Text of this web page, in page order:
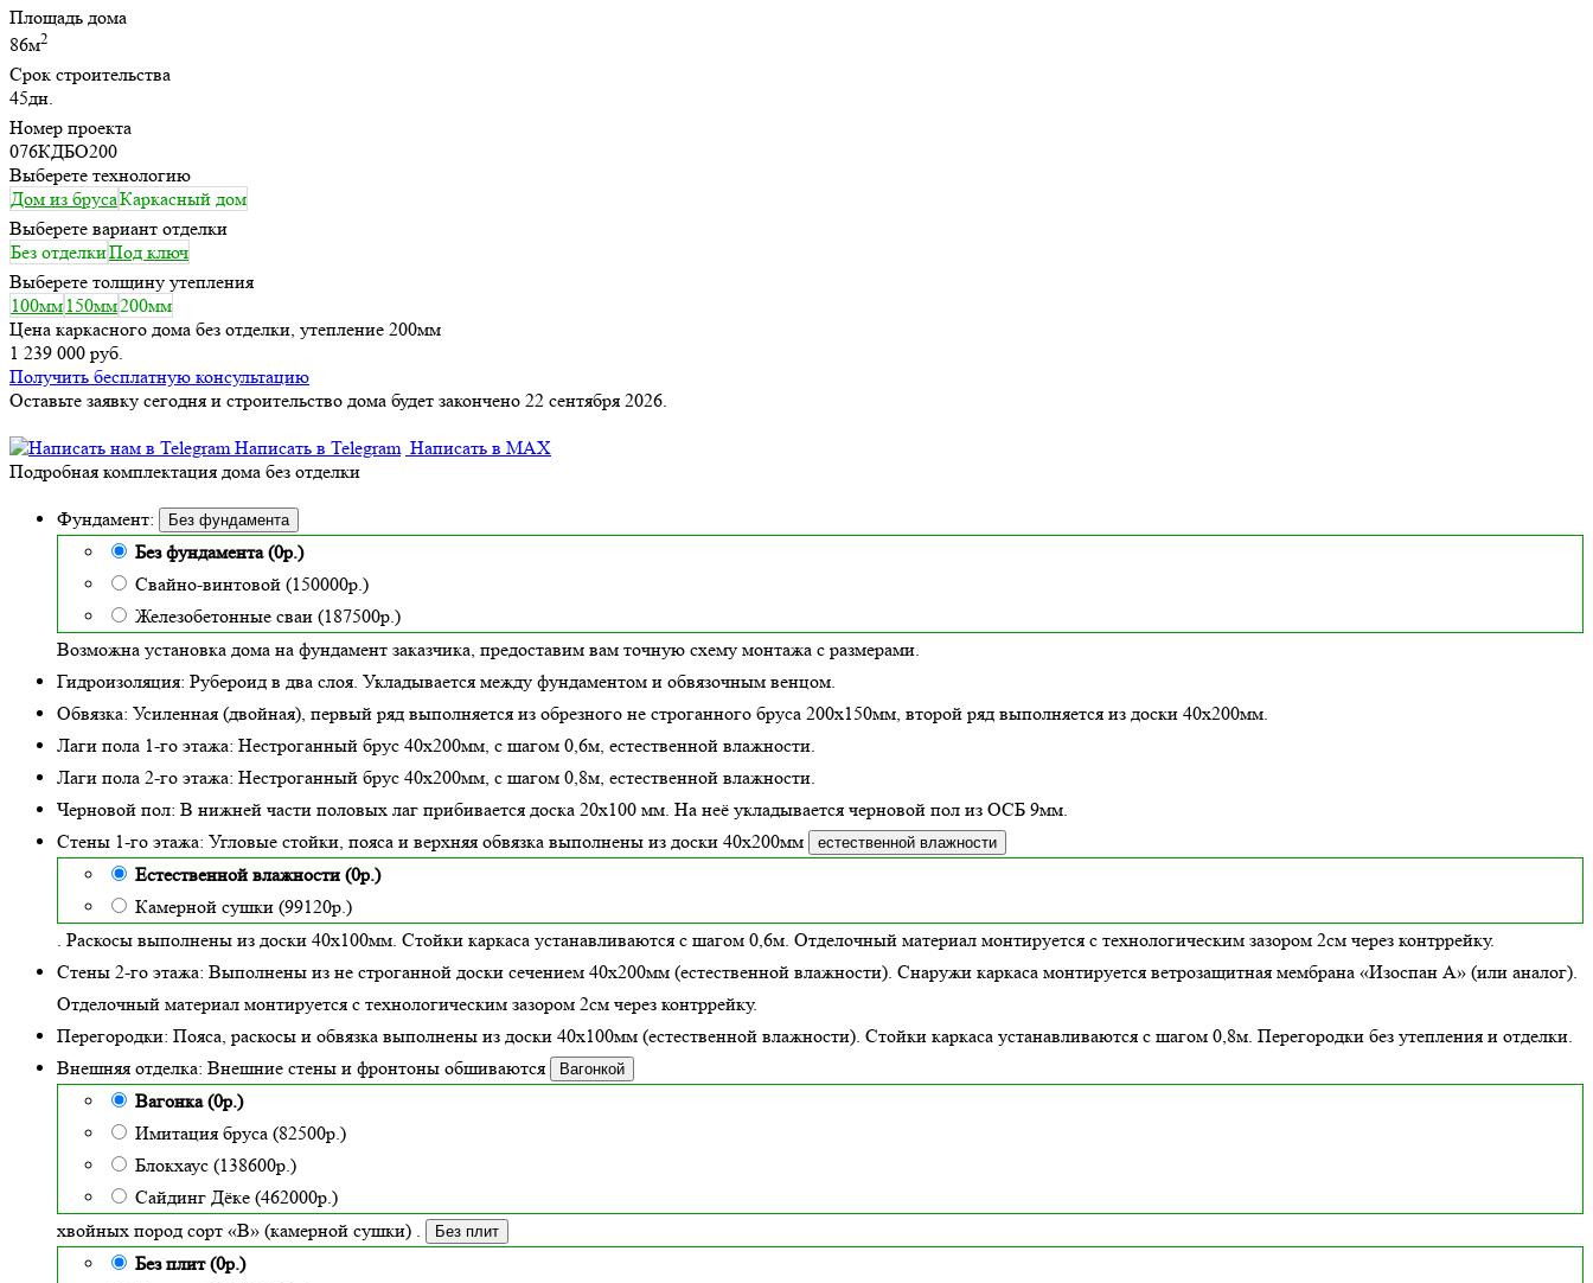
Площадь дома
86м2
Срок строительства
45дн.
Номер проекта
076КДБО200
Выберете технологию
Дом из брусаКаркасный дом
Выберете вариант отделки
Без отделкиПод ключ
Выберете толщину утепления
100мм 150мм200мм
Цена каркасного дома без отделки, утепление 200мм
1 239 000 руб.
Получить бесплатную консультацию
Оставьте заявку сегодня и строительство дома будет закончено 22 сентября 2026.
Написать в Telegram Написать в MAX
Подробная комплектация дома без отделки
Фундамент: Без фундамента
Без фундамента (0р.)
Свайно-винтовой (150000р.)
Железобетонные сваи (187500р.)
Возможна установка дома на фундамент заказчика, предоставим вам точную схему монтажа с размерами.
Гидроизоляция: Рубероид в два слоя. Укладывается между фундаментом и обвязочным венцом.
Обвязка: Усиленная (двойная), первый ряд выполняется из обрезного не строганного бруса 200х150мм, второй ряд выполняется из доски 40х200мм.
Лаги пола 1-го этажа: Нестроганный брус 40х200мм, с шагом 0,6м, естественной влажности.
Лаги пола 2-го этажа: Нестроганный брус 40х200мм, с шагом 0,8м, естественной влажности.
Черновой пол: В нижней части половых лаг прибивается доска 20х100 мм. На неё укладывается черновой пол из ОСБ 9мм.
Стены 1-го этажа: Угловые стойки, пояса и верхняя обвязка выполнены из доски 40х200мм естественной влажности
Естественной влажности (0р.)
Камерной сушки (99120р.)
. Раскосы выполнены из доски 40х100мм. Стойки каркаса устанавливаются с шагом 0,6м. Отделочный материал монтируется с технологическим зазором 2см через контррейку.
Стены 2-го этажа: Выполнены из не строганной доски сечением 40х200мм (естественной влажности). Снаружи каркаса монтируется ветрозащитная мембрана «Изоспан А» (или аналог).
Отделочный материал монтируется с технологическим зазором 2см через контррейку.
Перегородки: Пояса, раскосы и обвязка выполнены из доски 40х100мм (естественной влажности). Стойки каркаса устанавливаются с шагом 0,8м. Перегородки без утепления и отделки.
Внешняя отделка: Внешние стены и фронтоны обшиваются Вагонкой
Вагонка (0р.)
Имитация бруса (82500р.)
Блокхаус (138600р.)
Сайдинг Дёке (462000р.)
хвойных пород сорт «В» (камерной сушки) . Без плит
Без плит (0р.)